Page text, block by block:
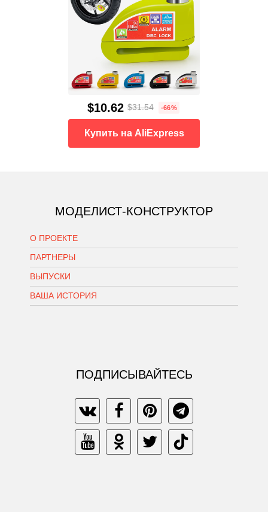
$10.62 $31.54 -66%
Купить на AliExpress
МОДЕЛИСТ-КОНСТРУКТОР
О ПРОЕКТЕ
ПАРТНЕРЫ
ВЫПУСКИ
ВАША ИСТОРИЯ
ПОДПИСЫВАЙТЕСЬ